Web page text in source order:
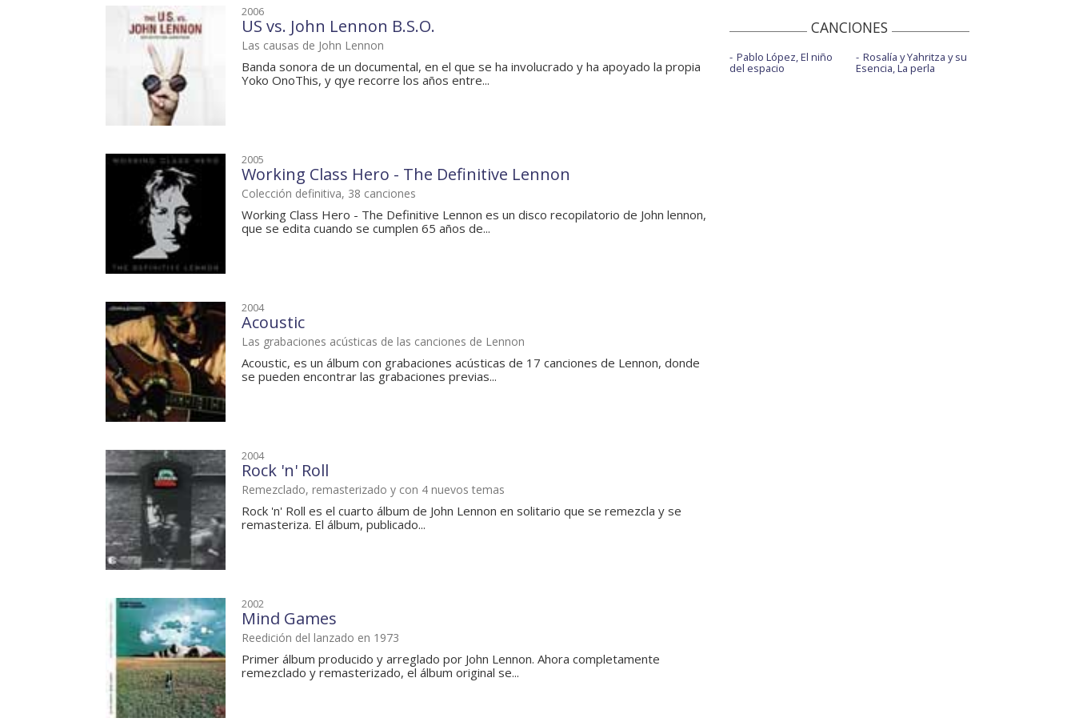
2006
US vs. John Lennon B.S.O.
Las causas de John Lennon
Banda sonora de un documental, en el que se ha involucrado y ha apoyado la propia
Yoko OnoThis, y qye recorre los años entre...
2005
Working Class Hero - The Definitive Lennon
Colección definitiva, 38 canciones
Working Class Hero - The Definitive Lennon es un disco recopilatorio de John lennon,
que se edita cuando se cumplen 65 años de...
2004
Acoustic
Las grabaciones acústicas de las canciones de Lennon
Acoustic, es un álbum con grabaciones acústicas de 17 canciones de Lennon, donde
se pueden encontrar las grabaciones previas...
2004
Rock 'n' Roll
Remezclado, remasterizado y con 4 nuevos temas
Rock 'n' Roll es el cuarto álbum de John Lennon en solitario que se remezcla y se
remasteriza. El álbum, publicado...
2002
Mind Games
Reedición del lanzado en 1973
Primer álbum producido y arreglado por John Lennon. Ahora completamente
remezclado y remasterizado, el álbum original se...
CANCIONES
Pablo López, El niño
del espacio
Rosalía y Yahritza y su
Esencia, La perla